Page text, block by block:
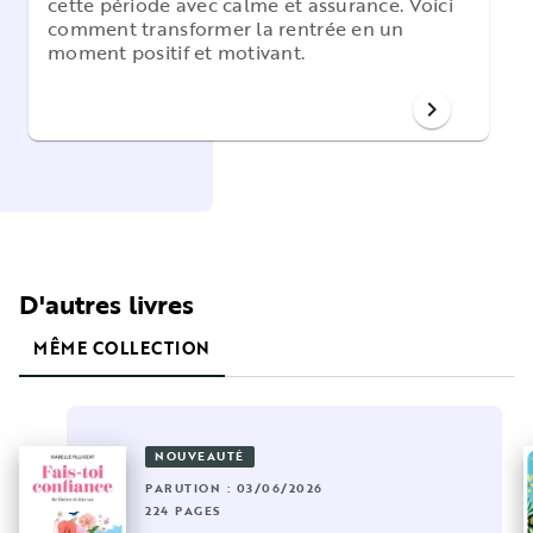
comment transformer la rentrée en un
moment positif et motivant.
chevron_right
D'autres livres
MÊME COLLECTION
NOUVEAUTÉ
PARUTION : 03/06/2026
224 PAGES